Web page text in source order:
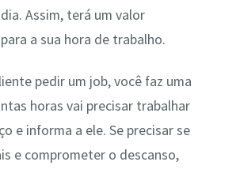
Assim, terá um valor
a sua hora de trabalho.
pedir um job, você faz uma
horas vai precisar trabalhar
e informa a ele. Se precisar se
e comprometer o descanso,